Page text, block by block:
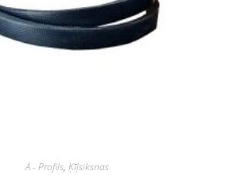
A - Profils, Ķīļsiksnas